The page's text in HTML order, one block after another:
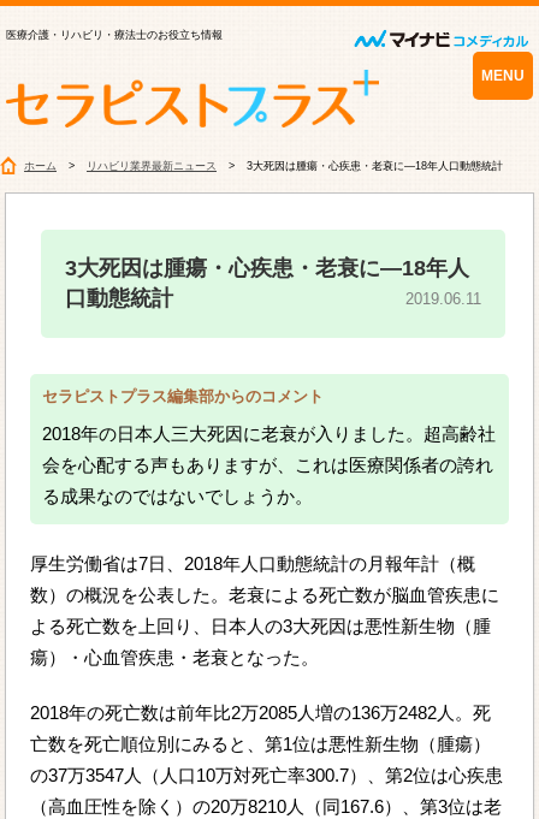
医療介護・リハビリ・療法士のお役立ち情報
MENU
ホーム リハビリ業界最新ニュース 3大死因は腫瘍・心疾患・老衰に―18年人口動態統計
3大死因は腫瘍・心疾患・老衰に―18年人
口動態統計
2019.06.11
セラピストプラス編集部からのコメント
2018年の日本人三大死因に老衰が入りました。超高齢社
会を心配する声もありますが、これは医療関係者の誇れ
る成果なのではないでしょうか。
厚生労働省は7日、2018年人口動態統計の月報年計（概
数）の概況を公表した。老衰による死亡数が脳血管疾患に
よる死亡数を上回り、日本人の3大死因は悪性新生物（腫
瘍）・心血管疾患・老衰となった。
2018年の死亡数は前年比2万2085人増の136万2482人。死
亡数を死亡順位別にみると、第1位は悪性新生物（腫瘍）
の37万3547人（人口10万対死亡率300.7）、第2位は心疾患
（高血圧性を除く）の20万8210人（同167.6）、第3位は老